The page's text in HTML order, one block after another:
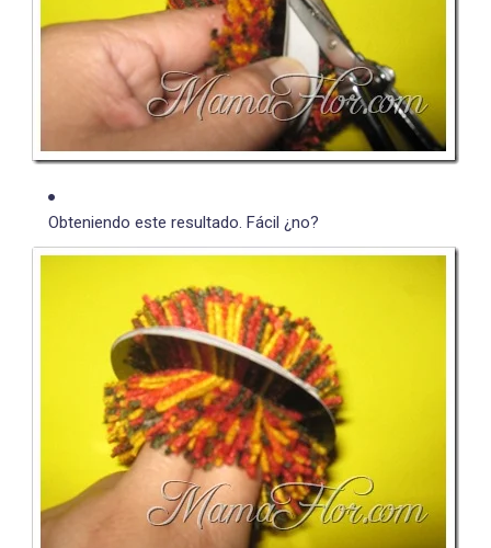
Obteniendo este resultado. Fácil ¿no?